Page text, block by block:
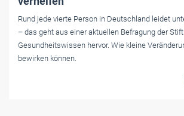
Rund jede vierte Person in Deutschland leidet
– das geht aus einer aktuellen Befragung der
Gesundheitswissen hervor. Wie kleine
bewirken können.